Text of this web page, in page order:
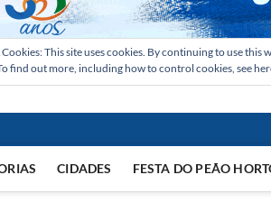
This site uses cookies. By continuing to use this
find out more, including how to control cookies, see
CIDADES FESTA DO PEÃO